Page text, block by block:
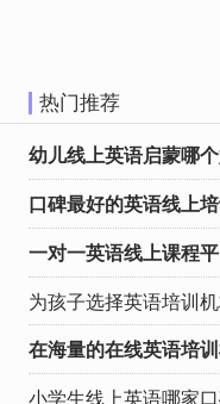
教育机构接触，今天我
为大家推荐几个备受赞
程。这些课程在外教师
资、课程模式、适合
和价格等方面都具有
的优势，希望能够为
们提供有价值的参考
趣趣ABC：高性价比
欧美外教一对一 外教
资：趣趣ABC以其优
外教团队而闻名。外
不仅具备出色的英语能
热门推荐
幼儿线上英语启蒙哪
口碑最好的英语线上
一对一英语线上课程
为孩子选择英语培训
在海量的在线英语培
小学生线上英语哪家